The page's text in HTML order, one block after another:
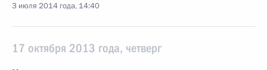
3 июля 2014 года, 14:40
17 октября 2013 года, четверг